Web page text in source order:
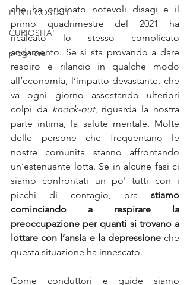
PENTECOSTALI
CURIOSITA'
preghiera
che ha originato notevoli disagi e il
primo quadrimestre del 2021 ha
ricalcato lo stesso complicato
andamento. Se si sta provando a dare
respiro e rilancio in qualche modo
all’economia, l’impatto devastante, che
va ogni giorno assestando ulteriori
colpi da knock-out, riguarda la nostra
parte intima, la salute mentale. Molte
delle persone che frequentano le
nostre comunità stanno affrontando
un’estenuante lotta. Se in alcune fasi ci
siamo confrontati un po' tutti con i
picchi di contagio, ora stiamo
cominciando a respirare la
preoccupazione per quanti si trovano a
lottare con l’ansia e la depressione che
questa situazione ha innescato.
Come conduttori e guide siamo